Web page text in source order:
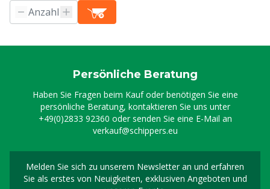
Persönliche Beratung
Haben Sie Fragen beim Kauf oder benötigen Sie eine
persönliche Beratung, kontaktieren Sie uns unter
+49(0)2833 92360 oder senden Sie eine E-Mail an
verkauf@schippers.eu
Melden Sie sich zu unserem Newsletter an und erfahren
Sie als erstes von Neuigkeiten, exklusiven Angeboten und
Melden Sie sich für